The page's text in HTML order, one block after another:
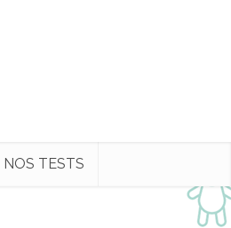
NOS TESTS